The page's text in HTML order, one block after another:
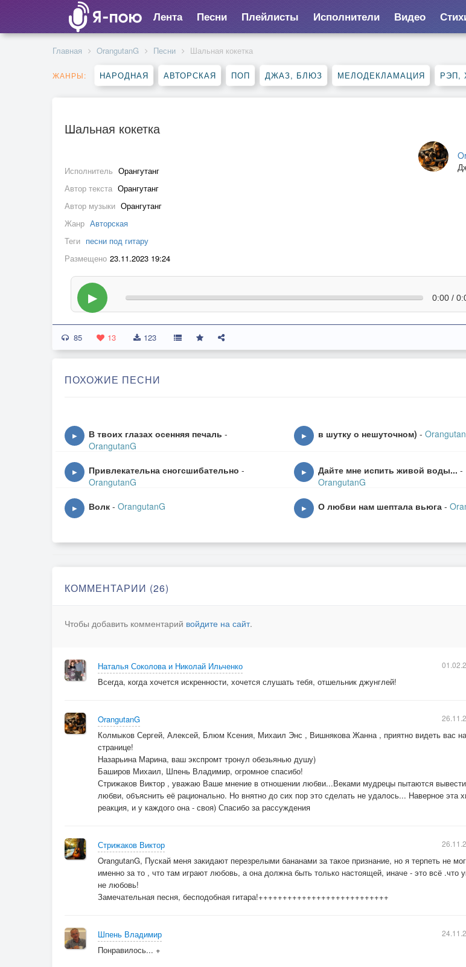
Лента Песни Плейлисты Исполнители Видео
Главная OrangutanG Песни Шальная кокетка
ЖАНРЫ: НАРОДНАЯ АВТОРСКАЯ ПОП ДЖАЗ, БЛЮЗ МЕЛОДЕКЛАМАЦИЯ РЭП,
Шальная кокетка
Исполнитель Орангутанг
Автор текста Орангутанг
Автор музыки Орангутанг
Жанр Авторская
Теги песни под гитару
Размещено 23.11.2023 19:24
▶ 0:00 /
85 13 123
ПОХОЖИЕ ПЕСНИ
▶ В твоих глазах осенняя печаль -
OrangutanG
▶ в шутку о нешуточном) -
▶ Привлекательна сногсшибательно -
OrangutanG
▶ Дайте мне испить живой воды... -
OrangutanG
▶ Волк - OrangutanG ▶ О любви нам шептала вьюга -
КОММЕНТАРИИ (26)
Чтобы добавить комментарий войдите на сайт.
Наталья Соколова и Николай Ильченко
Всегда, когда хочется искренности, хочется слушать тебя, отшельник джунглей!
OrangutanG
Колмыков Сергей, Алексей, Блюм Ксения, Михаил Энс , Вишнякова Жанна , приятно видеть вас
странице!
Назарьина Марина, ваш экспромт тронул обезьянью душу)
Баширов Михаил, Шпень Владимир, огромное спасибо!
Стрижаков Виктор , уважаю Ваше мнение в отношении любви...Веками мудрецы пытаются
любви, объяснить её рационально. Но внятно до сих пор это сделать не удалось... Наверное эта
реакция, и у каждого она - своя) Спасибо за рассуждения
Стрижаков Виктор
OrangutanG, Пускай меня закидают перезрелыми бананами за такое признание, но я терпеть не
именно за то , что там играют любовь, а она должна быть только настоящей, иначе - это всё .что
не любовь!
Замечательная песня, бесподобная гитара!+++++++++++++++++++++++++++
Шпень Владимир
Понравилось... +